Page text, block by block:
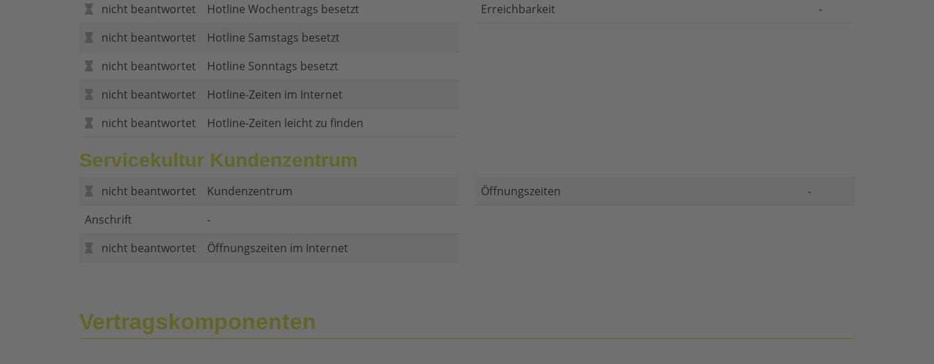
nicht beantwortet
Hotline Wochentrags besetzt
nicht beantwortet
Hotline Samstags besetzt
nicht beantwortet
Hotline Sonntags besetzt
nicht beantwortet
Hotline-Zeiten im Internet
nicht beantwortet
Hotline-Zeiten leicht zu finden
Erreichbarkeit
-
Servicekultur Kundenzentrum
nicht beantwortet
Kundenzentrum
Anschrift
-
nicht beantwortet
Öffnungszeiten im Internet
Öffnungszeiten -
Vertragskomponenten